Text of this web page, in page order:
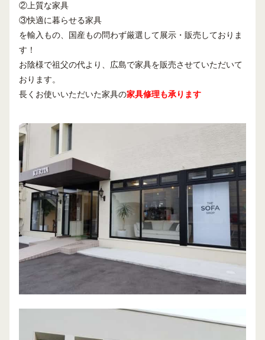
②上質な家具
③快適に暮らせる家具
を輸入もの、国産もの問わず厳選して展示・販売しておりま
す！
お陰様で祖父の代より、広島で家具を販売させていただいて
おります。
長くお使いいただいた家具の家具修理も承ります